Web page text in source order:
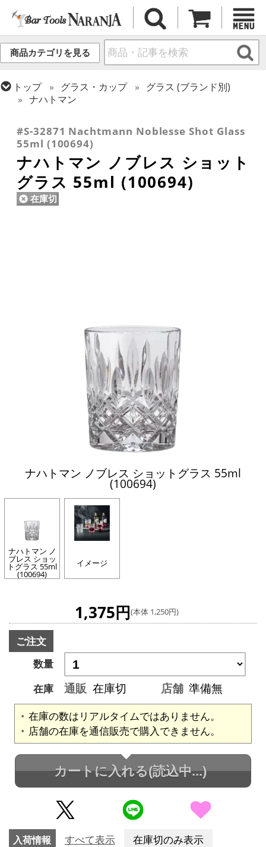
商品カテゴリを見る
トップ グラス・カップ
グラス (ブランド別)
ナハトマン
ショットグラス
#S-32871 Nachtmann Noblesse Shot Glass
55ml (100694)
ナハトマン ノブレス ショット
グラス 55ml (100694)
在庫切
ナハトマン ノブレス ショットグラス 55ml
(100694)
ナハトマン ノ
ブレス ショッ
トグラス 55ml
(100694)
イメージ
1,375円(本体 1,250円)
ご注文
数量
在庫
通販 在庫切 店舗 準備無
在庫の数はリアルタイムではありません。
店舗の在庫を通信販売で購入できません。
カートに入れる(読込中...)
入荷情報 すべて表示 在庫切のみ表示